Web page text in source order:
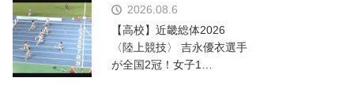
2026.08.6
【高校】近畿総体2026
〈陸上競技〉 吉永優衣選手
が全国2冠！女子1…